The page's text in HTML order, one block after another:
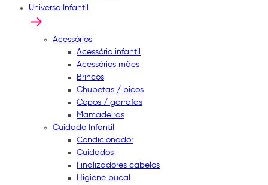
Universo Infantil
Acessórios
Acessório infantil
Acessórios mães
Brincos
Chupetas / bicos
Copos / garrafas
Mamadeiras
Cuidado Infantil
Condicionador
Cuidados
Finalizadores cabelos
Higiene bucal